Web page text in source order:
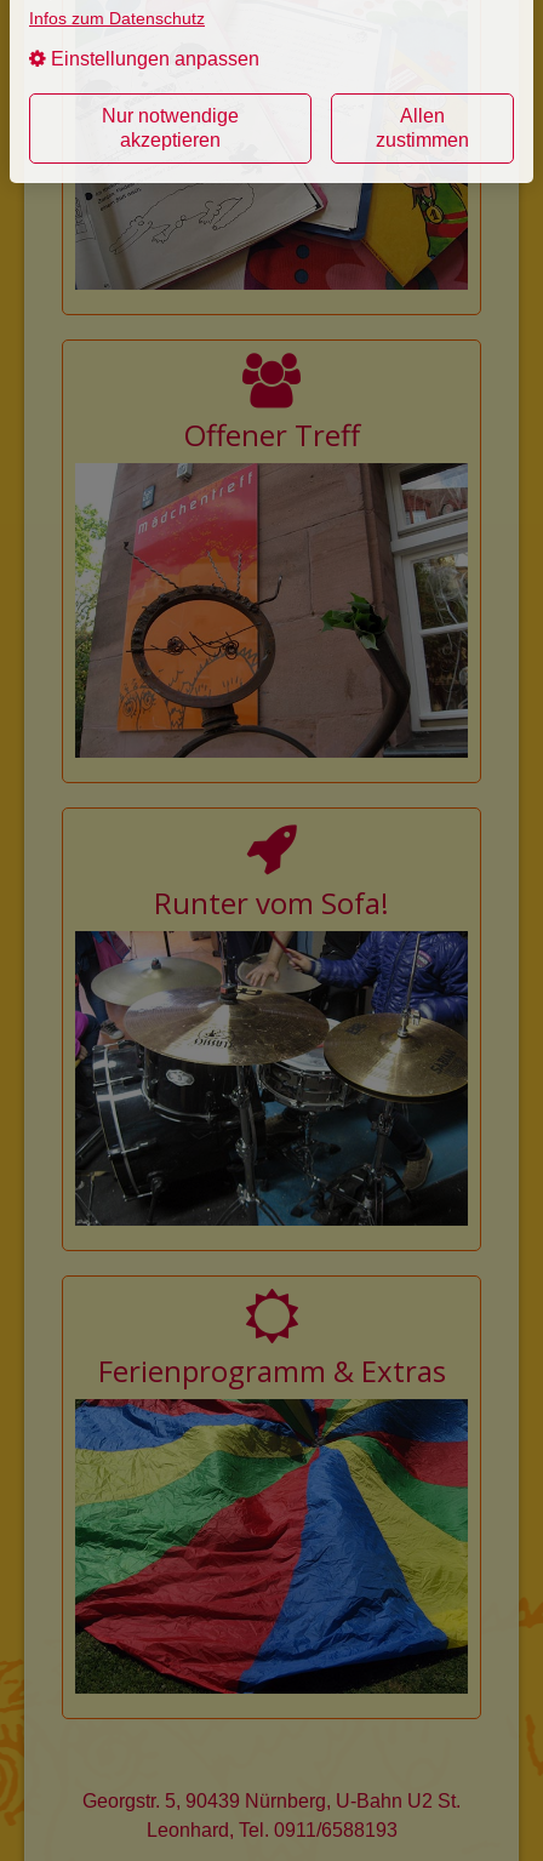
Offener Treff
Runter vom Sofa!
Ferienprogramm & Extras
Georgstr. 5, 90439 Nürnberg, U-Bahn U2 St.
Leonhard, Tel. 0911/6588193
Infos zum Datenschutz
Einstellungen anpassen
Nur notwendige
akzeptieren
Allen
zustimmen